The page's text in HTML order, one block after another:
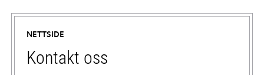
NETTSIDE
Kontakt oss